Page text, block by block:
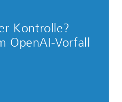
Kontrolle?
OpenAI-Vorfall